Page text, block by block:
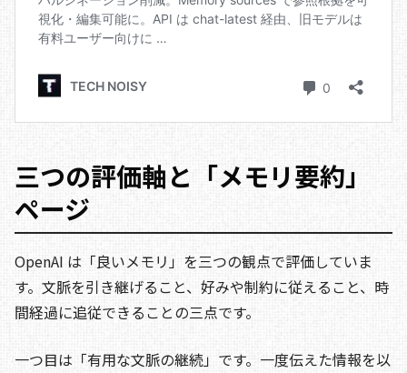
三つの評価軸と「メモリ要約」
ページ
OpenAI は「良いメモリ」を三つの観点で評価していま
す。文脈を引き継げること、好みや制約に従えること、時
間経過に追従できることの三点です。
一つ目は「有用な文脈の継続」です。一度伝えた情報を以